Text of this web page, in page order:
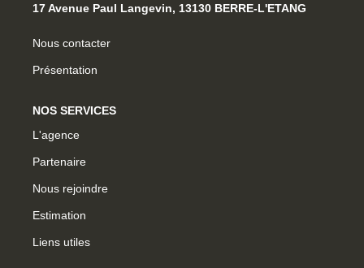
OUTILS
17 Avenue Paul Langevin, 13130 BERRE-L'ETANG
Nous contacter
Présentation
NOS SERVICES
L'agence
Partenaire
Nous rejoindre
Estimation
Liens utiles